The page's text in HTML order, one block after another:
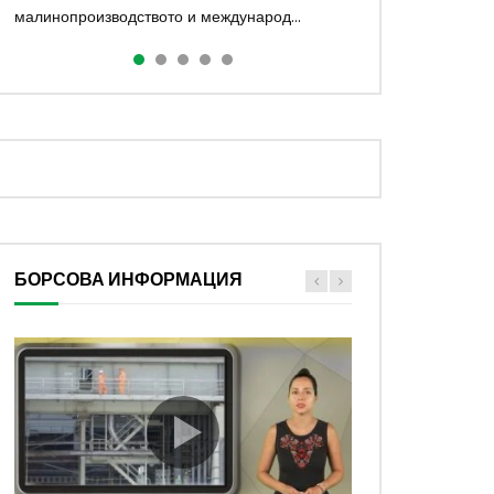
малинопроизводството и международ...
полз...
земеделието Във всеки...
БОРСОВА ИНФОРМАЦИЯ